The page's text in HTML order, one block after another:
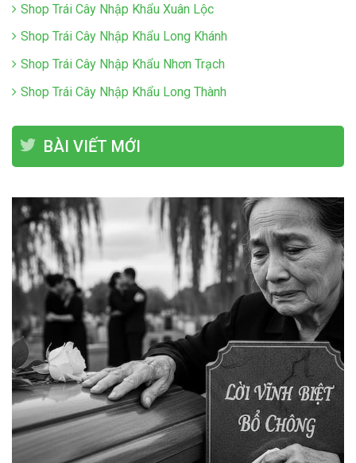
Shop Trái Cây Nhập Khẩu Xuân Lộc
Shop Trái Cây Nhập Khẩu Long Khánh
Shop Trái Cây Nhập Khẩu Nhơn Trạch
Shop Trái Cây Nhập Khẩu Long Thành
BÀI VIẾT MỚI